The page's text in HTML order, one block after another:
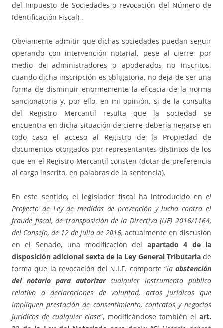
del Impuesto de Sociedades o revocación del Número de
Identificación Fiscal) .
Obviamente admitir que dichas sociedades puedan seguir
operando con intervención notarial, pese al cierre, por
medio de administradores o apoderados no inscritos,
cuando dicha inscripción es obligatoria, no deja de ser una
forma de disminuir enormemente la eficacia de la norma
sancionatoria y, por ello, en mi opinión, si de la consulta
del Registro Mercantil resulta que la sociedad se
encuentra en dicha situación de cierre debería negarse en
todo caso el acceso al Registro de la Propiedad de
documentos otorgados por representantes distintos de los
que en el Registro Mercantil consten (dotar de preferencia
al cargo inscrito, en palabras de la sentencia).
En este sentido, el legislador fiscal ha introducido en el
Proyecto de Ley de medidas de prevención y lucha contra el
fraude fiscal, de transposición de la Directiva (UE) 2016/1164,
del Consejo, de 12 de julio de 2016, actualmente en discusión
en el Senado, una modificación del apartado 4 de la
disposición adicional sexta de la Ley General Tributaria de
forma que la revocación del N.I.F. comporte “la abstención
del notario para autorizarcualquier instrumento público
relativo a declaraciones de voluntad, actos jurídicos que
impliquen prestación de consentimiento, contratos y negocios
jurídicos de cualquier clase”, modificándose también el art.